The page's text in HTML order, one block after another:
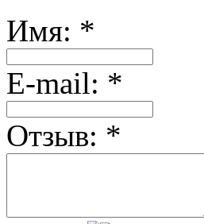
Имя: *
E-mail: *
Отзыв: *